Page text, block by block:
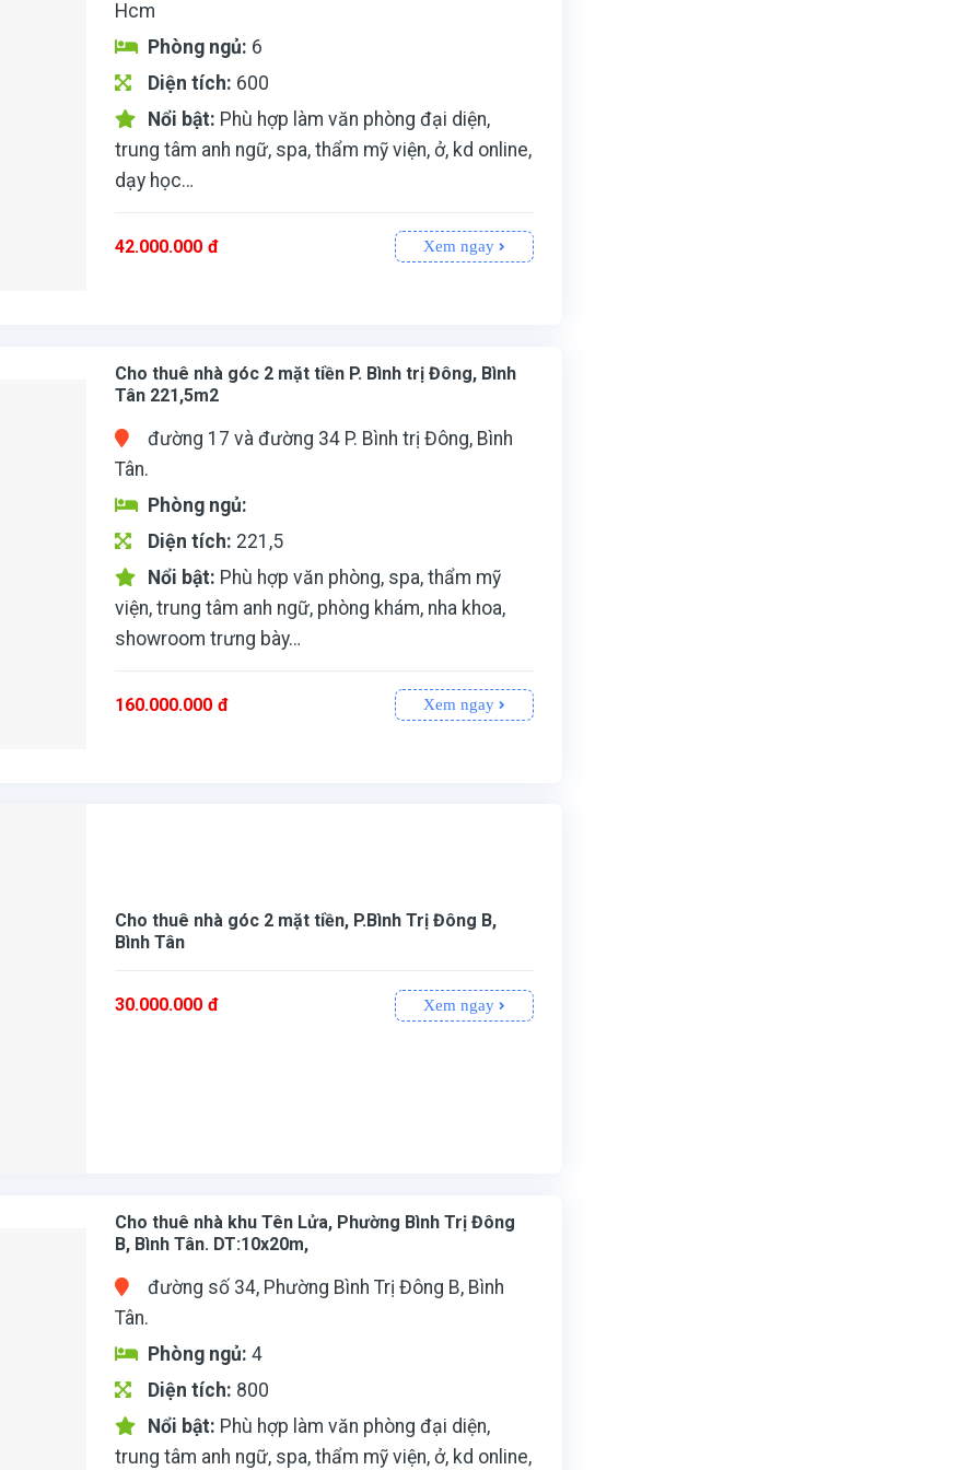
Hcm
Phòng ngủ: 6
Diện tích: 600
Nổi bật: Phù hợp làm văn phòng đại diện,
trung tâm anh ngữ, spa, thẩm mỹ viện, ở, kd online,
dạy học…
42.000.000 đ Xem ngay
Cho thuê nhà góc 2 mặt tiền P. Bình trị Đông, Bình
Tân 221,5m2
đường 17 và đường 34 P. Bình trị Đông, Bình
Tân.
Phòng ngủ:
Diện tích: 221,5
Nổi bật: Phù hợp văn phòng, spa, thẩm mỹ
viện, trung tâm anh ngữ, phòng khám, nha khoa,
showroom trưng bày…
160.000.000 đ Xem ngay
Cho thuê nhà góc 2 mặt tiền, P.Bình Trị Đông B,
Bình Tân
30.000.000 đ Xem ngay
Cho thuê nhà khu Tên Lửa, Phường Bình Trị Đông
B, Bình Tân. DT:10x20m,
đường số 34, Phường Bình Trị Đông B, Bình
Tân.
Phòng ngủ:4
Diện tích: 800
Nổi bật: Phù hợp làm văn phòng đại diện,
trung tâm anh ngữ, spa, thẩm mỹ viện, ở, kd online,